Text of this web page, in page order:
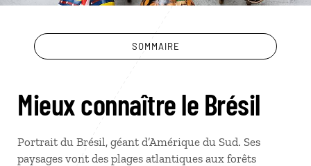
SOMMAIRE
Mieux connaître le Brésil
Portrait du Brésil, géant d’Amérique du Sud. Ses
paysages vont des plages atlantiques aux forêts